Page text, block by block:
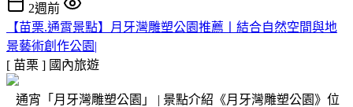
2週前
【苗栗.通霄景點】月牙灣雕塑公園推薦〡結合自然空間與地
景藝術創作公園|
[ 苗栗 ] 國內旅遊
通宵「月牙灣雕塑公園」 | 景點介紹《月牙灣雕塑公園》位